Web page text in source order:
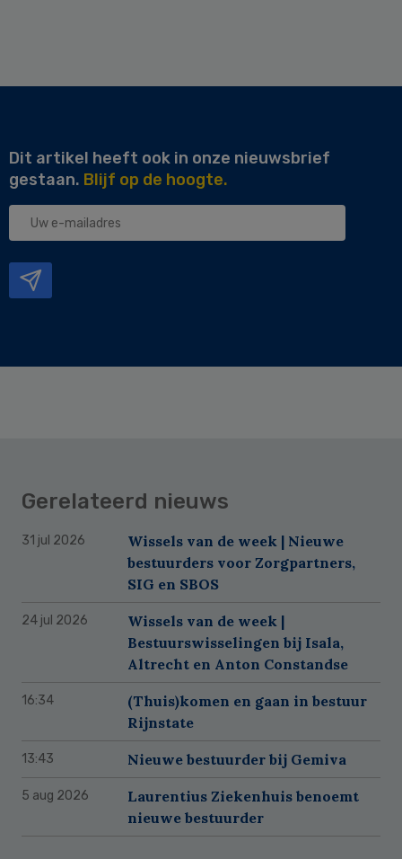
Dit artikel heeft ook in onze nieuwsbrief
gestaan. Blijf op de hoogte.
Uw
Gerelateerd nieuws
31 jul 2026
Wissels van de week | Nieuwe
bestuurders voor Zorgpartners,
SIG en SBOS
24 jul 2026
Wissels van de week |
Bestuurswisselingen bij Isala,
Altrecht en Anton Constandse
16:34
(Thuis)komen en gaan in bestuur
Rijnstate
13:43 Nieuwe bestuurder bij Gemiva
5 aug 2026
Laurentius Ziekenhuis benoemt
nieuwe bestuurder